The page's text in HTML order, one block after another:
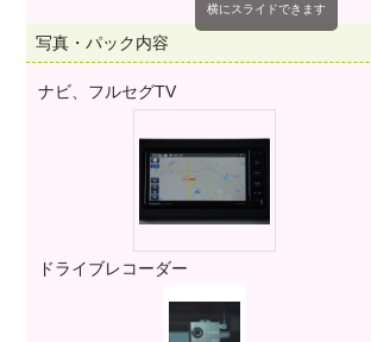
写真・パック内容
ナビ、フルセグTV
ドライブレコーダー
横にスライドできます